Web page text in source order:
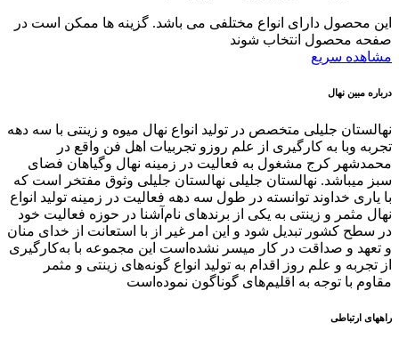
این محصول دارای انواع مختلفی می باشد. گزینه ها ممکن است در
صفحه محصول انتخاب شوند
مشاهده سریع
درباره مبین نهال
نهالستان جلیلی متخصص در تولید انواع نهال میوه و زینتی با سه دهه
تجربه وبا به کارگیری از علم روزو تجربیات اهل فن واقع در
محمدشهر کرج مشغول به فعالیت در زمینه نهال وگیاهان فضای
سبز میباشد. نهالستان جلیلی نهالستان جلیلی وثوق مفتخر است که
با یاری خداوند توانسته در طول سه دهه فعالیت در زمینه تولید انواع
نهال مثمر و زینتی به یکی از برندهای نام‌آشنا در حوزه فعالیت خود
در سطح کشور تبدیل شود و این امر غیر از با استعانت از خدای منان
و تعهد و صداقت در کار میسر نشده‌است این مجموعه با به‌کارگیری
از تجربه و علم روز اقدام به تولید انواع گونه‌های زینتی و مثمر
مقاوم با توجه به اقلیم‌های گوناگون نموده‌است
راههای ارتباطی